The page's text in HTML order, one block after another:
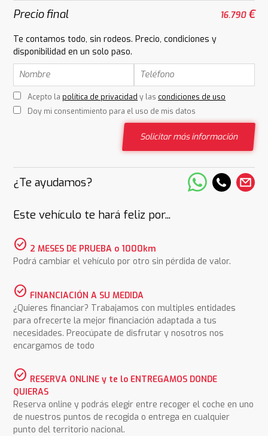
Precio final 16.790€
Te contamos todo, sin rodeos. Precio, condiciones y
disponibilidad en un solo paso.
Acepto la política de privacidad y las condiciones de uso
Doy mi consentimiento para el uso de mis datos
Solicitar más información
¿Te ayudamos?
Este vehículo te hará feliz por...
check_circle 2 MESES DE PRUEBA o 1000km
Podrá cambiar el vehículo por otro sin pérdida de valor.
check_circle FINANCIACIÓN A SU MEDIDA
¿Quieres financiar? Trabajamos con multiples entidades
para ofrecerte la mejor financiación adaptada a tus
necesidades. Preocúpate de disfrutar y nosotros nos
encargamos de todo
check_circle RESERVA ONLINE y te lo ENTREGAMOS DONDE
QUIERAS
Reserva online y podrás elegir entre recoger el coche en uno
de nuestros puntos de recogida o entrega en cualquier
punto del territorio nacional.